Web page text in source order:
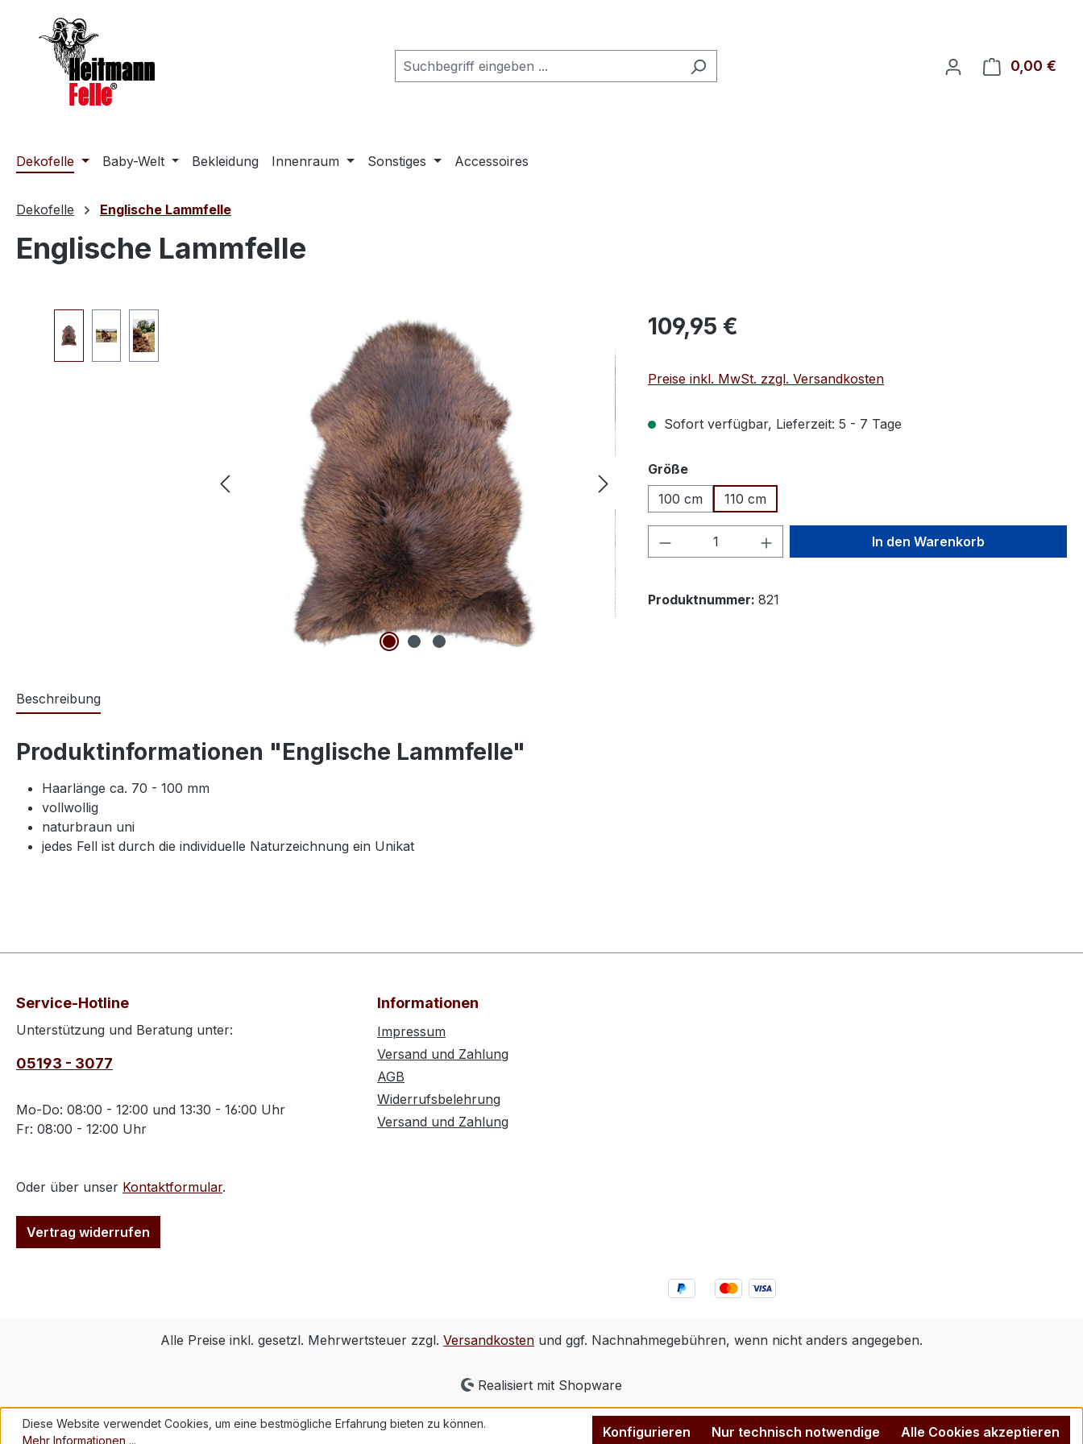
Hauptinhalt springen
Zur Suche springen
Zur Hauptnavigation springen
0,00 €
Dekofelle Baby-Welt Bekleidung Innenraum Sonstiges Accessoires
Dekofelle Englische Lammfelle
Englische Lammfelle
Bildergalerie überspringen Regulärer Preis:
109,95 €
Preise inkl. MwSt. zzgl. Versandkosten
Sofort verfügbar, Lieferzeit: 5 - 7 Tage
Größeauswählen
100 cm
110 cm
Produkt Anzahl: Gib den gewünschten Wert
In den Warenkorb
Produktnummer: 821
Beschreibung
Produktinformationen "Englische Lammfelle"
Haarlänge ca. 70 - 100 mm
vollwollig
naturbraun uni
jedes Fell ist durch die individuelle Naturzeichnung ein Unikat
Service-Hotline
Unterstützung und Beratung unter:
05193 - 3077
Mo-Do: 08:00 - 12:00 und 13:30 - 16:00 Uhr
Fr: 08:00 - 12:00 Uhr
Oder über unser Kontaktformular.
Vertrag widerrufen
Informationen
Impressum
Versand und Zahlung
AGB
Widerrufsbelehrung
Versand und Zahlung
Alle Preise inkl. gesetzl. Mehrwertsteuer zzgl. Versandkosten und ggf. Nachnahmegebühren, wenn nicht anders angegeben.
Realisiert mit Shopware
Diese Website verwendet Cookies, um eine bestmögliche Erfahrung bieten zu können.
Mehr Informationen ...
Nur technisch notwendige
Konfigurieren Alle Cookies akzeptieren